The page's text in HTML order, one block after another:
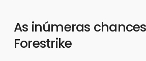
As inúmeras
Forestrike